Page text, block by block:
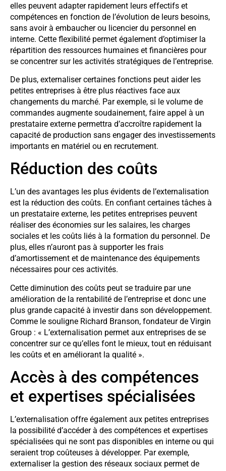
elles peuvent adapter rapidement leurs effectifs et
compétences en fonction de l’évolution de leurs besoins,
sans avoir à embaucher ou licencier du personnel en
interne. Cette flexibilité permet également d’optimiser la
répartition des ressources humaines et financières pour
se concentrer sur les activités stratégiques de l’entreprise.
De plus, externaliser certaines fonctions peut aider les
petites entreprises à être plus réactives face aux
changements du marché. Par exemple, si le volume de
commandes augmente soudainement, faire appel à un
prestataire externe permettra d’accroître rapidement la
capacité de production sans engager des investissements
importants en matériel ou en recrutement.
Réduction des coûts
L’un des avantages les plus évidents de l’externalisation
est la réduction des coûts. En confiant certaines tâches à
un prestataire externe, les petites entreprises peuvent
réaliser des économies sur les salaires, les charges
sociales et les coûts liés à la formation du personnel. De
plus, elles n’auront pas à supporter les frais
d’amortissement et de maintenance des équipements
nécessaires pour ces activités.
Cette diminution des coûts peut se traduire par une
amélioration de la rentabilité de l’entreprise et donc une
plus grande capacité à investir dans son développement.
Comme le souligne Richard Branson, fondateur de Virgin
Group : « L’externalisation permet aux entreprises de se
concentrer sur ce qu’elles font le mieux, tout en réduisant
les coûts et en améliorant la qualité ».
Accès à des compétences
et expertises spécialisées
L’externalisation offre également aux petites entreprises
la possibilité d’accéder à des compétences et expertises
spécialisées qui ne sont pas disponibles en interne ou qui
seraient trop coûteuses à développer. Par exemple,
externaliser la gestion des réseaux sociaux permet de